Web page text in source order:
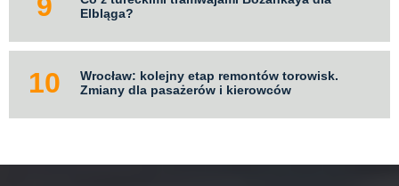
Elbląga?
Wrocław: kolejny etap remontów torowisk.
Zmiany dla pasażerów i kierowców